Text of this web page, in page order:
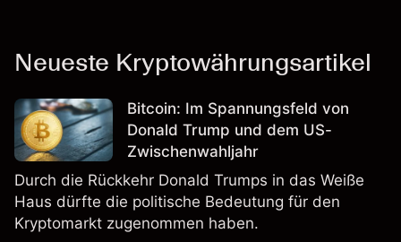
Neueste Kryptowährungsartikel
Bitcoin: Im Spannungsfeld von
Donald Trump und dem US-
Zwischenwahljahr
Durch die Rückkehr Donald Trumps in das Weiße
Haus dürfte die politische Bedeutung für den
Kryptomarkt zugenommen haben.